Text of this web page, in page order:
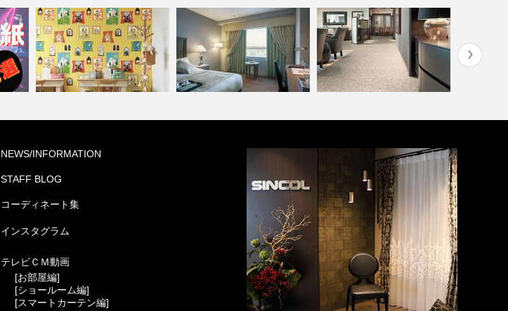
住宅(コーディネート集)
NEWS/INFORMATION
STAFF BLOG
コーディネート集
インスタグラム
テレビＣＭ動画
[お部屋編]
[ショールーム編]
[スマートカーテン編]